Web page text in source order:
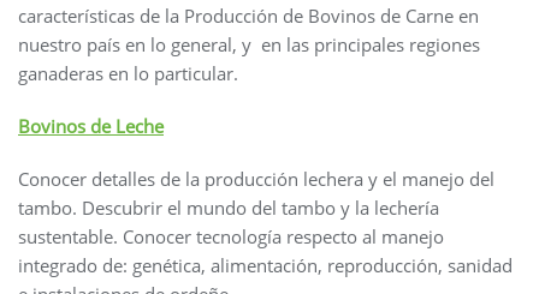
características de la Producción de Bovinos de Carne en
nuestro país en lo general, y en las principales regiones
ganaderas en lo particular.
Bovinos de Leche
Conocer detalles de la producción lechera y el manejo del
tambo. Descubrir el mundo del tambo y la lechería
sustentable. Conocer tecnología respecto al manejo
integrado de: genética, alimentación, reproducción, sanidad